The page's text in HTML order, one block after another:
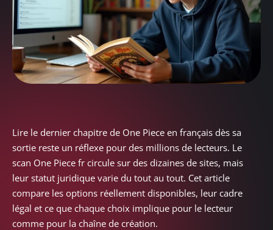
Lire le dernier chapitre de One Piece en français dès sa
sortie reste un réflexe pour des millions de lecteurs. Le
scan One Piece fr circule sur des dizaines de sites, mais
leur statut juridique varie du tout au tout. Cet article
compare les options réellement disponibles, leur cadre
légal et ce que chaque choix implique pour le lecteur
comme pour la chaîne de création.